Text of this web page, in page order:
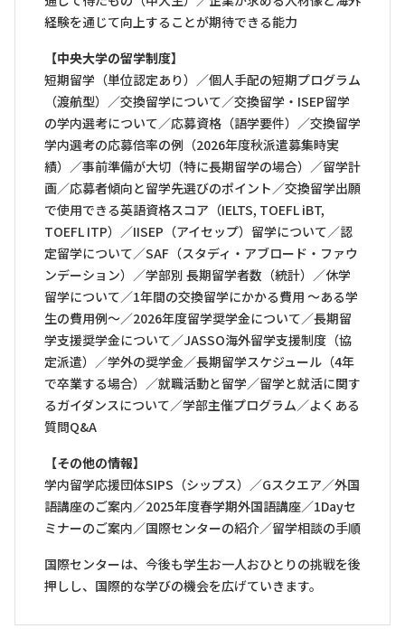
経験を通じて向上することが期待できる能力
【中央大学の留学制度】
短期留学（単位認定あり）／個人手配の短期プログラム
（渡航型）／交換留学について／交換留学・ISEP留学
の学内選考について／応募資格（語学要件）／交換留学
学内選考の応募倍率の例（2026年度秋派遣募集時実
績）／事前準備が大切（特に長期留学の場合）／留学計
画／応募者傾向と留学先選びのポイント／交換留学出願
で使用できる英語資格スコア（IELTS, TOEFL iBT,
TOEFL ITP）／IISEP（アイセップ）留学について／認
定留学について／SAF（スタディ・アブロード・ファウ
ンデーション）／学部別 長期留学者数（統計）／休学
留学について／1年間の交換留学にかかる費用 ～ある学
生の費用例～／2026年度留学奨学金について／長期留
学支援奨学金について／JASSO海外留学支援制度（協
定派遣）／学外の奨学金／長期留学スケジュール（4年
で卒業する場合）／就職活動と留学／留学と就活に関す
るガイダンスについて／学部主催プログラム／よくある
質問Q&A
【その他の情報】
学内留学応援団体SIPS（シップス）／Gスクエア／外国
語講座のご案内／2025年度春学期外国語講座／1Dayセ
ミナーのご案内／国際センターの紹介／留学相談の手順
国際センターは、今後も学生お一人おひとりの挑戦を後
押しし、国際的な学びの機会を広げていきます。